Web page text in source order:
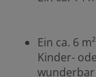
Ein ca. 6
Kinder-